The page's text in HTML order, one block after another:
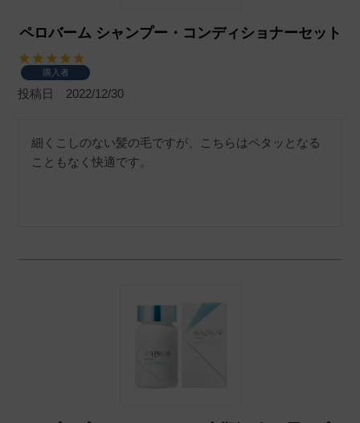
ペロバーム シャンプー・コンディショナーセット
購入者
投稿日 2022/12/30
細くこしのない髪の毛ですが、こちらはペタッとなる
こともなく快適です。